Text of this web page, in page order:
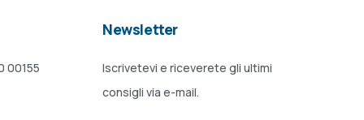
00155
Newsletter
Iscrivetevi e riceverete gli ultimi
consigli via e-mail.